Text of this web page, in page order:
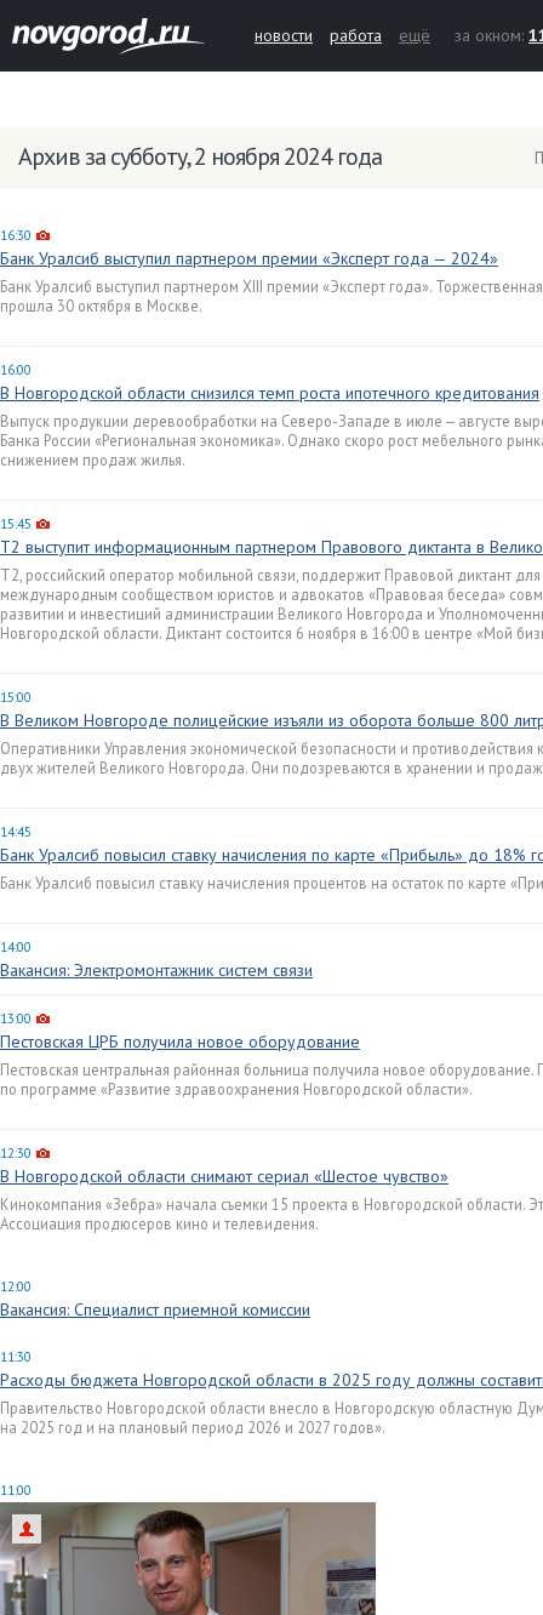
новости работа ещё за окном:
Архив за субботу, 2 ноября 2024 года
16:30
Банк Уралсиб выступил партнером премии «Эксперт года — 2024»
Банк Уралсиб выступил партнером XIII премии «Эксперт года».
прошла 30 октября в Москве.
16:00
В Новгородской области снизился темп роста ипотечного кредитования
Выпуск продукции деревообработки на Северо-Западе в июле — августе
Банка России «Региональная экономика». Однако скоро рост мебельного
снижением продаж жилья.
15:45
Т2 выступит информационным партнером Правового диктанта в
T2, российский оператор мобильной связи, поддержит Правовой диктант
международным сообществом юристов и адвокатов «Правовая беседа»
развитии и инвестиций администрации Великого Новгорода и
Новгородской области. Диктант состоится 6 ноября в 16:00 в центре «Мой
15:00
В Великом Новгороде полицейские изъяли из оборота больше 800
Оперативники Управления экономической безопасности и
двух жителей Великого Новгорода. Они подозреваются в хранении и
14:45
Банк Уралсиб повысил ставку начисления по карте «Прибыль» до 18%
Банк Уралсиб повысил ставку начисления процентов на остаток по карте
14:00
Вакансия: Электромонтажник систем связи
13:00
Пестовская ЦРБ получила новое оборудование
Пестовская центральная районная больница получила новое
по программе «Развитие здравоохранения Новгородской области».
12:30
В Новгородской области снимают сериал «Шестое чувство»
Кинокомпания «Зебра» начала съемки 15 проекта в Новгородской области.
Ассоциация продюсеров кино и телевидения.
12:00
Вакансия: Специалист приемной комиссии
11:30
Расходы бюджета Новгородской области в 2025 году должны
Правительство Новгородской области внесло в Новгородскую областную
на 2025 год и на плановый период 2026 и 2027 годов».
11:00